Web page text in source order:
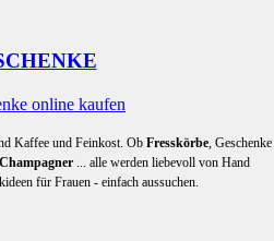
Kaffee und Feinkost. Ob Fresskörbe, Geschenke
... alle werden liebevoll von Hand
für Frauen - einfach aussuchen.